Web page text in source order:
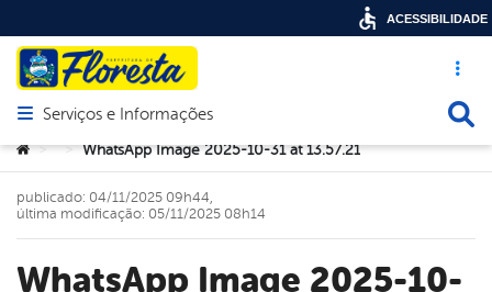
Acesso
Abrir menu principal de navegação
Serviços e Informações
Você está aqui:
> > WhatsApp Image 2025-10-31 at 13.57.21
WhatsApp Image 2025-10-
publicado: 04/11/2025 09h44,
última modificação: 05/11/2025 08h14
ACESSIBILIDADE